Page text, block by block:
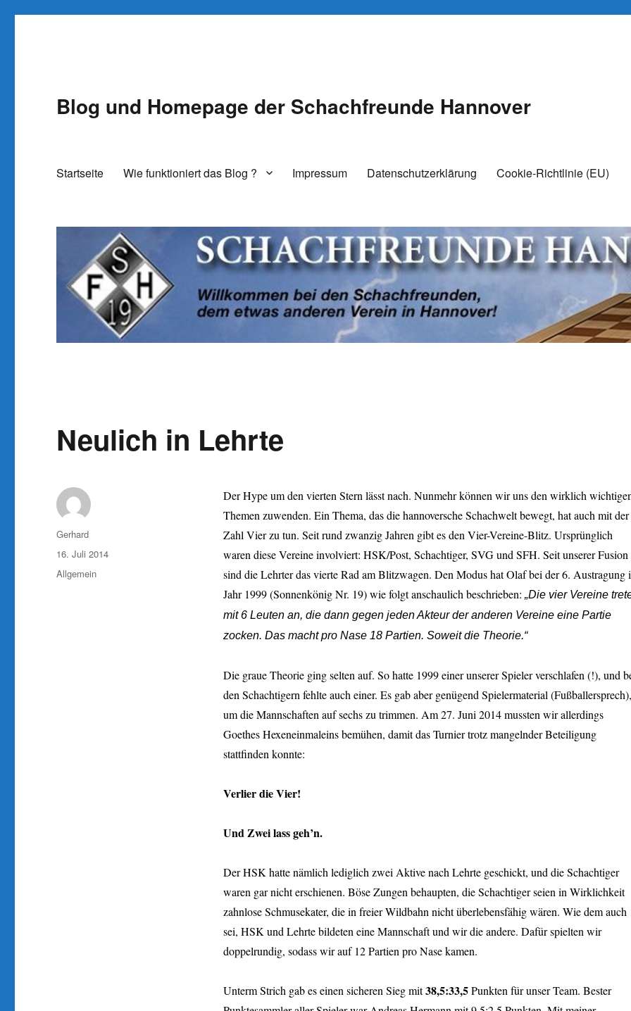
Blog und Homepage der Schachfreunde Hannover
Startseite Wie funktioniert das Blog ? Impressum Datenschutzerklärung Cookie-Richtlinie (EU)
Neulich in Lehrte
Der Hype um den vierten Stern lässt nach. Nunmehr können wir uns den wirklich
Themen zuwenden. Ein Thema, das die hannoversche Schachwelt bewegt, hat auch mit der
Zahl Vier zu tun. Seit rund zwanzig Jahren gibt es den Vier-Vereine-Blitz. Ursprünglich
waren diese Vereine involviert: HSK/Post, Schachtiger, SVG und SFH. Seit unserer Fusion
sind die Lehrter das vierte Rad am Blitzwagen. Den Modus hat Olaf bei der 6. Austragung
Jahr 1999 (Sonnenkönig Nr. 19) wie folgt anschaulich beschrieben: „Die vier Vereine
mit 6 Leuten an, die dann gegen jeden Akteur der anderen Vereine eine Partie
zocken. Das macht pro Nase 18 Partien. Soweit die Theorie.“
Die graue Theorie ging selten auf. So hatte 1999 einer unserer Spieler verschlafen (!), und
den Schachtigern fehlte auch einer. Es gab aber genügend Spielermaterial (Fußballersprech),
um die Mannschaften auf sechs zu trimmen. Am 27. Juni 2014 mussten wir allerdings
Goethes Hexeneinmaleins bemühen, damit das Turnier trotz mangelnder Beteiligung
stattfinden konnte:
Verlier die Vier!
Und Zwei lass geh’n.
Der HSK hatte nämlich lediglich zwei Aktive nach Lehrte geschickt, und die Schachtiger
waren gar nicht erschienen. Böse Zungen behaupten, die Schachtiger seien in Wirklichkeit
zahnlose Schmusekater, die in freier Wildbahn nicht überlebensfähig wären. Wie dem auch
sei, HSK und Lehrte bildeten eine Mannschaft und wir die andere. Dafür spielten wir
doppelrundig, sodass wir auf 12 Partien pro Nase kamen.
Unterm Strich gab es einen sicheren Sieg mit38,5:33,5Punkten für unser Team. Bester
Autor
Gerhard
Veröffentlicht
am
16. Juli 2014
Kategorien
Allgemein